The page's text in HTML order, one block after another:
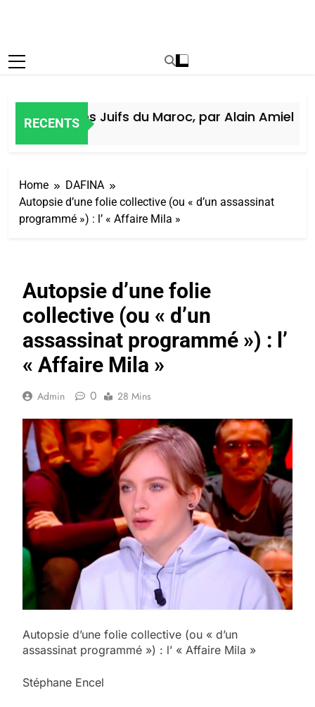
RECENTS
des Juifs du Maroc, par Alain Amiel
Home
DAFINA
Autopsie d’une folie collective (ou « d’un assassinat
programmé ») : l’ « Affaire Mila »
Autopsie d’une folie
collective (ou « d’un
assassinat programmé ») : l’
« Affaire Mila »
Admin 0 28 Mins
Autopsie d’une folie collective (ou « d’un
assassinat programmé ») : l’ « Affaire Mila »
Stéphane Encel